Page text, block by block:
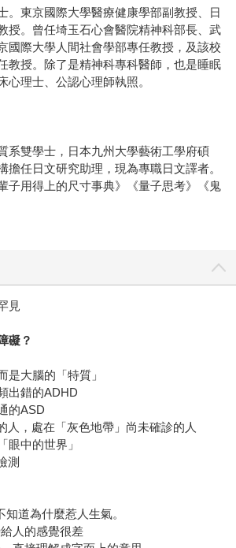
。東京國際大學醫療健康學部副教授、日
授。曾任埼玉石心會醫院精神科部長、武
國際大學人間社會學部專任教授，及該校
教授。除了是精神科專科醫師，也是睡眠
心理士、公認心理師執照。
系雙學士，日本九州大學藝術工學府碩
擔任日文研究助理，現為專職日文譯者。
子用得上的尺寸事典》《量子思考》《鬼
見
礙？
是大腦的「特質」
出錯的ADHD
的ASD
人，處在「灰色地帶」尚未確診的人
眼中的世界」
測
道為什麼惹人生氣。
人的感覺很差